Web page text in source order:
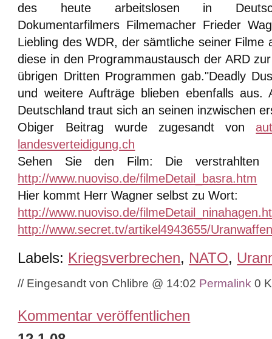
des heute arbeitslosen in
Dokumentarfilmers Filmemacher Frieder
Liebling des WDR, der sämtliche seiner Filme
diese in den Programmaustausch der ARD
übrigen Dritten Programmen gab."Deadly
und weitere Aufträge blieben ebenfalls aus.
Deutschland traut sich an seinen inzwischen
Obiger Beitrag wurde zugesandt von
landesverteidigung.ch
Sehen Sie den Film: Die verstrahlten
http://www.nuoviso.de/filmeDetail_basra.htm
Hier kommt Herr Wagner selbst zu Wort:
http://www.nuoviso.de/
http://www.secret.tv/artikel4943655/
Labels: Kriegsverbrechen, NATO,
// Eingesandt von Chlibre @ 14:02 Permalink 0
Kommentar veröffentlichen